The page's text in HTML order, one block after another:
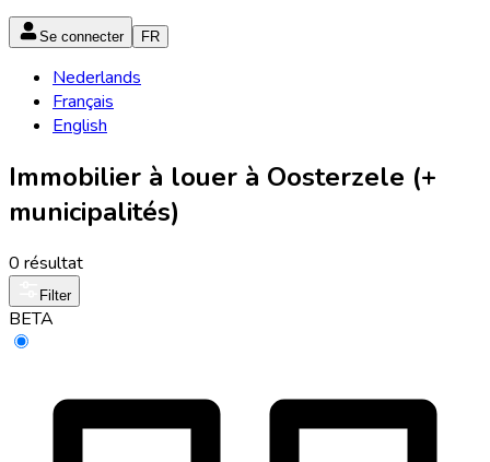
Se connecter FR
Nederlands
Français
English
Immobilier à louer à Oosterzele (+
municipalités)
0 résultat
Filter
BETA